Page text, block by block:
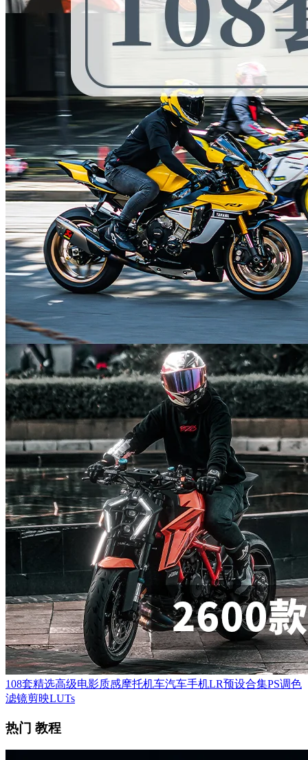
108套精选高级电影质感摩托机车汽车手机LR预设合集PS调色
滤镜剪映LUTs
热门 教程